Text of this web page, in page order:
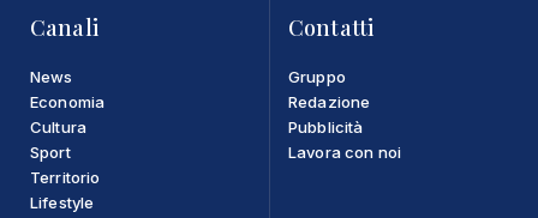
Canali
News
Economia
Cultura
Sport
Territorio
Lifestyle
Contatti
Gruppo
Redazione
Pubblicità
Lavora con noi